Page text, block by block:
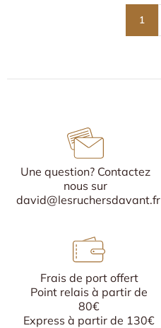
1
Une question? Contactez
nous sur
david@lesruchersdavant.fr
Frais de port offert
Point relais à partir de
80€
Express à partir de 130€